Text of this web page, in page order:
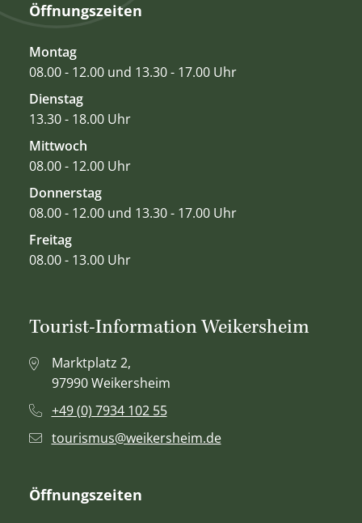
Öffnungszeiten
Montag
08.00 - 12.00 und 13.30 - 17.00 Uhr
Dienstag
13.30 - 18.00 Uhr
Mittwoch
08.00 - 12.00 Uhr
Donnerstag
08.00 - 12.00 und 13.30 - 17.00 Uhr
Freitag
08.00 - 13.00 Uhr
Tourist-Information Weikersheim
Marktplatz 2,
97990 Weikersheim
+49 (0) 7934 102 55
tourismus@weikersheim.de
Öffnungszeiten